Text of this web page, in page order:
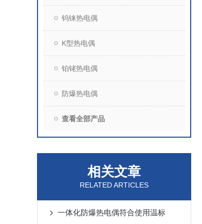
钨铼热电偶
K型热电偶
铂铑热电偶
防爆热电偶
查看全部产品
相关文章
RELATED ARTICLES
一体化防爆热电偶符合使用温标